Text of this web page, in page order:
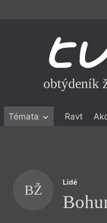
obtýdeník
Témata Ravt
BŽ Lidé